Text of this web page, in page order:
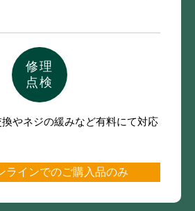
修理
点検
やネジの緩みなど有料にて対応
ラインでのご購入品のみ